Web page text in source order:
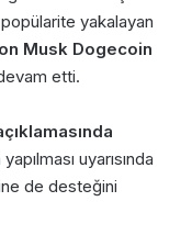
yakalayan
Musk Dogecoin
etti.
uyarısında
de desteğini